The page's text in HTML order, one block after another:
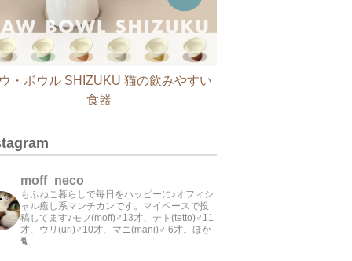
・ボウル SHIZUKU 猫の飲みやすい
食器
moff_neco
もふねこ暮らしで毎日をハッピーに♪オフィシ
ャル癒し系マンチカンです。マイペースで投
稿してます♪モフ(moff)♂13才、テト(tetto)♂11
才、ウリ(uri)♂10才、マニ(mani)♂ 6才。ほか
🐈